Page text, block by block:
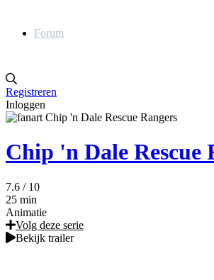
Forum
Registreren
Inloggen
Chip 'n Dale Rescue
7.6 / 10
25 min
Animatie
Volg deze serie
Bekijk trailer